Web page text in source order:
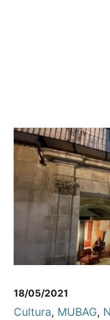
18/05/2021
Cultura, MUBAG,